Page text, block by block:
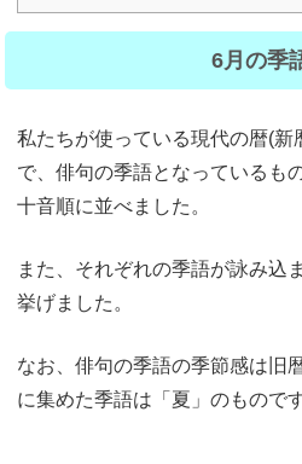
6月の季
私たちが使っている現代の暦(新
で、俳句の季語となっているも
十音順に並べました。
また、それぞれの季語が詠み込
挙げました。
なお、俳句の季語の季節感は旧
に集めた季語は「夏」のものです